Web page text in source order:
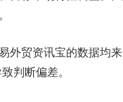
外贸资讯宝的数据均
判断偏差。